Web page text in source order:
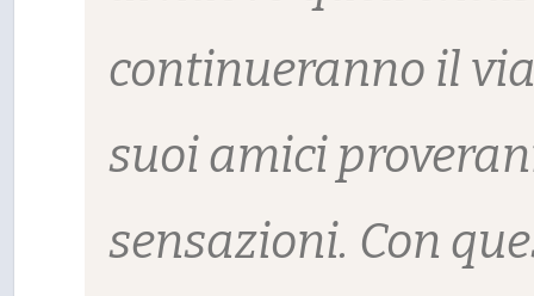
continueranno il
suoi amici
sensazioni. Con